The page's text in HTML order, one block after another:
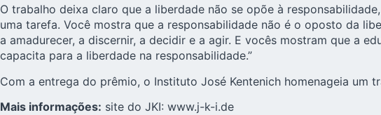
O trabalho deixa claro que a liberdade não se opõe à
uma tarefa. Você mostra que a responsabilidade não é o oposto da
a amadurecer, a discernir, a decidir e a agir. E vocês mostram que a
capacita para a liberdade na responsabilidade.”
Com a entrega do prêmio, o Instituto José Kentenich homenageia
Mais informações: site do JKI: www.j-k-i.de